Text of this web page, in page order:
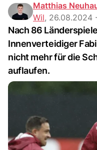
Matthias
Wil, 26.08.2024
Nach 86
Innenverteidiger
nicht mehr für die
auflaufen.